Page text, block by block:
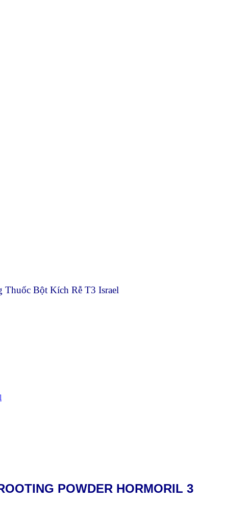
Thuốc Bột Kích Rễ T3 Israel
POWDER HORMORIL 3